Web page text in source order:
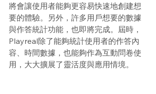
將會讓使用者能夠更容易快速地創建想
要的體驗。另外，許多用戶想要的數據
與作答統計功能，也即將完成。屆時，
Playreal除了能夠統計使用者的作答內
容、時間數據，也能夠作為互動問卷使
用，大大擴展了靈活度與應用情境。